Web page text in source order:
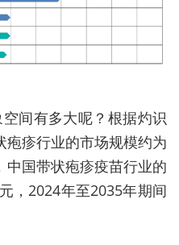
间有多大呢？根据灼识
疱疹行业的市场规模约为
中国带状疱疹疫苗行业的
，2024年至2035年期间